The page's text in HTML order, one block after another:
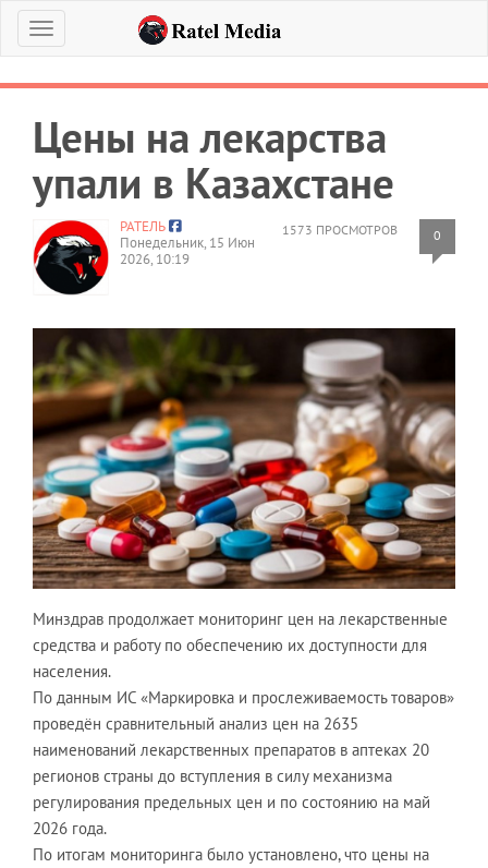
Меню
Цены на лекарства
упали в Казахстане
1573 ПРОСМОТРОВ 0
РАТЕЛЬ
Понедельник, 15 Июн
2026, 10:19
Минздрав продолжает мониторинг цен на лекарственные
средства и работу по обеспечению их доступности для
населения.
По данным ИС «Маркировка и прослеживаемость товаров»
проведён сравнительный анализ цен на 2635
наименований лекарственных препаратов в аптеках 20
регионов страны до вступления в силу механизма
регулирования предельных цен и по состоянию на май
2026 года.
По итогам мониторинга было установлено, что цены на